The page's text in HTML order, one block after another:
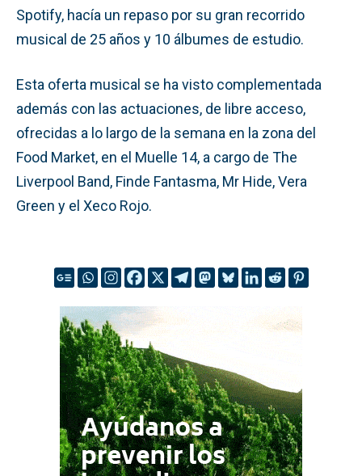
Spotify, hacía un repaso por su gran recorrido
musical de 25 años y 10 álbumes de estudio.
Esta oferta musical se ha visto complementada
además con las actuaciones, de libre acceso,
ofrecidas a lo largo de la semana en la zona del
Food Market, en el Muelle 14, a cargo de The
Liverpool Band, Finde Fantasma, Mr Hide, Vera
Green y el Xeco Rojo.